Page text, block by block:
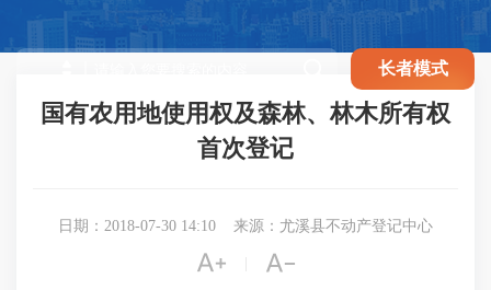
长者模式
国有农用地使用权及森林、林木所有权
首次登记
日期：2018-07-30 14:10 来源：尤溪县不动产登记中心
 